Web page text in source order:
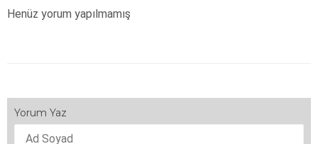
Henüz yorum yapılmamış
Yorum Yaz